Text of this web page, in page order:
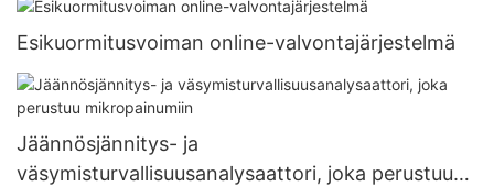
Esikuormitusvoiman online-valvontajärjestelmä
Jäännösjännitys- ja
väsymisturvallisuusanalysaattori, joka perustuu